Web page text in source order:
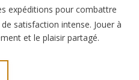
expéditions pour combattre
satisfaction intense. Jouer à
et le plaisir partagé.